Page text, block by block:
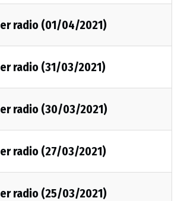
radio (01/04/2021)
radio (31/03/2021)
radio (30/03/2021)
radio (27/03/2021)
radio (25/03/2021)